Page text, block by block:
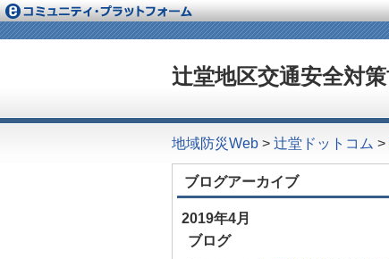
辻堂地区交通安全対
地域防災Web > 辻堂ドットコム >
ブログアーカイブ
2019年4月
ブログ